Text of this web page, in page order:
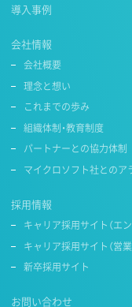
導入事例
会社情報
会社概要
理念と想い
これまでの歩み
組織体制・教育制度
パートナーとの協力体制
マイクロソフト社とのア
採用情報
キャリア採用サイト（エン
キャリア採用サイト（営業
新卒採用サイト
お問い合わせ